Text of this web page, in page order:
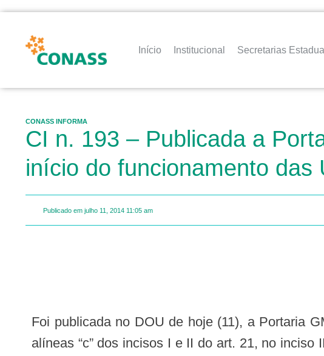
Início Institucional Secretarias
CONASS INFORMA
CI n. 193 – Publicada a
início do funcionamento das
Publicado em julho 11, 2014 11:05 am
Foi publicada no DOU de hoje (11), a Portaria GM n. 1466 que prorroga, em caráter excepcional, os prazos estabelecidos nas
alíneas “c” dos incisos I e II do art. 21, no